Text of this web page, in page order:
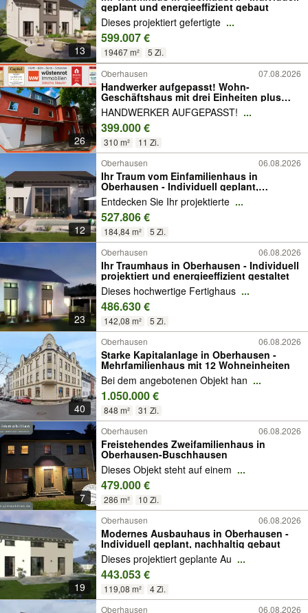
13
geplant und energieeffizient gebaut
Dieses projektiert gefertigte ...
599.007 €
19467 m² 5 Zi.
26
Oberhausen 07.08.2026
Handwerker aufgepasst! Wohn-
Geschäftshaus mit drei Einheiten plus
Lager und Garage. Top Grundstück!
HANDWERKER AUFGEPASST! ...
399.000 €
310 m² 11 Zi.
12
Oberhausen 06.08.2026
Ihr Traum vom Einfamilienhaus in
Oberhausen - Individuell geplant,
nachhaltig gebaut
Entdecken Sie Ihr projektierte ...
527.806 €
184,84 m² 5 Zi.
23
Oberhausen 06.08.2026
Ihr Traumhaus in Oberhausen - Individuell
projektiert und energieeffizient gestaltet
Dieses hochwertige Fertighaus ...
486.630 €
142,08 m² 5 Zi.
40
Oberhausen 06.08.2026
Starke Kapitalanlage in Oberhausen -
Mehrfamilienhaus mit 12 Wohneinheiten
Bei dem angebotenen Objekt han ...
1.050.000 €
848 m² 31 Zi.
7
Oberhausen 06.08.2026
Freistehendes Zweifamilienhaus in
Oberhausen-Buschhausen
Dieses Objekt steht auf einem ...
479.000 €
286 m² 10 Zi.
19
Oberhausen 06.08.2026
Modernes Ausbauhaus in Oberhausen -
Individuell geplant, nachhaltig gebaut
Dieses projektiert geplante Au ...
443.053 €
119,08 m²
4 Zi.
Oberhausen
06.08.2026